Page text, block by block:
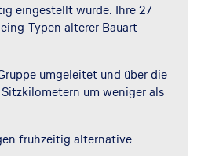
eingestellt wurde. Ihre 27
Typen älterer Bauart
umgeleitet und über die
um weniger als
frühzeitig alternative